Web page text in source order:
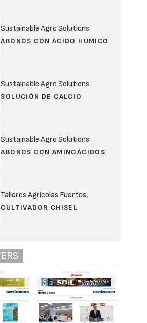
Sustainable Agro Solutions
ABONOS CON ÁCIDO HÚMICO
Sustainable Agro Solutions
SOLUCIÓN DE CALCIO
Sustainable Agro Solutions
ABONOS CON AMINOÁCIDOS
Talleres Agrícolas Fuertes,
CULTIVADOR CHISEL